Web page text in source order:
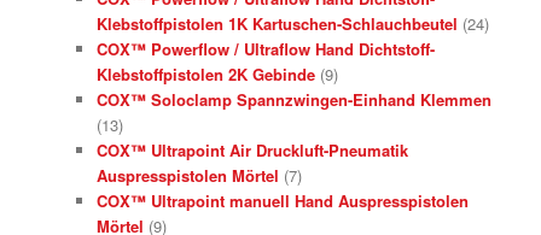
Klebstoffpistolen 1K Kartuschen-Schlauchbeutel (24)
COX™ Powerflow / Ultraflow Hand Dichtstoff-
Klebstoffpistolen 2K Gebinde (9)
COX™ Soloclamp Spannzwingen-Einhand Klemmen
(13)
COX™ Ultrapoint Air Druckluft-Pneumatik
Auspresspistolen Mörtel (7)
COX™ Ultrapoint manuell Hand Auspresspistolen
Mörtel (9)